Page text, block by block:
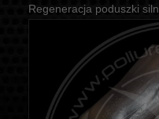
Regeneracja poduszki